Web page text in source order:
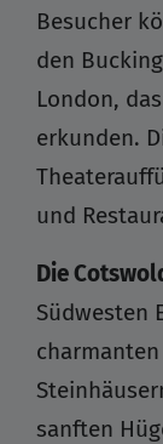
Besucher
den
London,
erkunden.
und
Die
Südwesten
sanften